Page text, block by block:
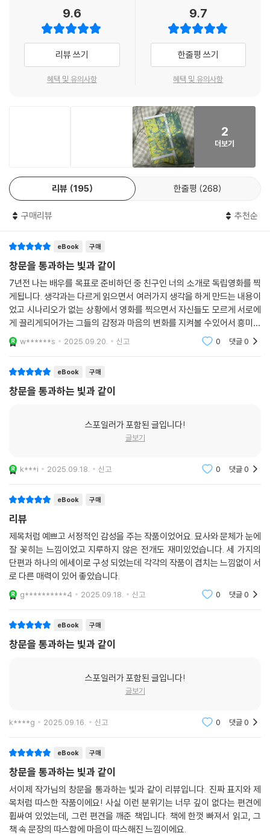
었지만, 누구인지 모르는 사람이 반복적으로 꿈에 나오는 건 흔하지 않은
일이었다. 반복은 일종의 신호인 것 같았다. 미래에 대한 암시. 예지몽일까.
반복은 내게 어떤 의미를 만들어냈다. 운명적인 사랑에 빠질 것만 같은 예
--- p.55 「이미 기록된 미래」중에서
만질 수 없게 되어버리는 방식으로. 소중히 간직하려 할수록, 사라지는 방
식으로. 만질 수 있었던 상은 더 이상 만질 수 없는 상태가 되어버렸다. 다
타고 남은 재처럼 정보 값만 남긴 채로. 진눈깨비가 재처럼 날렸다. 손이 시
려서 주머니 속에 손을 넣었다. 필름이 만져졌다. 그것은 작고 단단했다. 아
직 무언가 손에 쥘 수 있음이, 그 촉감을 느낄 수 있음이 위로가 되었다.
--- pp.60-61 「이미 기록된 미래」중에서
여기야. 너는 손가락으로 땅을 가리켰고, 그 부분만 흙이 젖어 있었다. 누가
다. 삽으로 흙을 몇 번 퍼낸 후에는 손으로 파기 시작했다. 손톱에 흙이 끼
고 손끝이 아려올 때까지 팠고, 파냈고, 얼마 지나지 않아 아리던 손끝에 부
드러운 털이 닿았다. 새하얀 몽이, 너의 몽이, 몽이가 조금씩 모습을 드러내
기 시작했다. 나타나기 시작했다. 우리는 더 열심히 흙을 파헤쳐, 땅속에서
그 몽이를 꺼냈다.
--- p.65 「이미 기록된 미래」중에서
그런데 내 기억이 맞나. 개가 따뜻했다고 기억되는 건, 실제로 그랬기 때문
날이 추웠나. 겨울이었나. 그래서 땅을 파헤치는 게 힘들었나. 이제 와 돌이
켜보니 구멍이 너무도 많았다. 그럼에도 분명히 기억나는 건, 그 애가 손끝
이었다. 바보 같네. 자기 다치는 줄도 모르고. 나는 그 애 손을 잡았다.
그 오빠도, 멜빵바지 애도, 땅에서 파온 개도. 놀이터에 가면 언제든 볼 수
졌다. 그들이 정말 여기에 존재했던 게 맞나. 한때 그랬던 게 맞나. 나는 내
기억을 믿을 수 없었다.
--- p.98 「진입/하기」중에서
게 특별한 감정을 느끼게 되지만, 영화를 찍는 방식 때문인지 그것이 ‘너’를
향한 것인지 ‘수민’을 향한 것인지 화자도, 독자도 알지 못한다. 힌트 없이
바뀌는 화자의 위치와 마음에 정신을 못 차리는 사이, 서이제는 아주 단순
하고 간편한 방식으로 독자의 혼란을 가중한다. 텍스트 사이를 비집고 들
어온 정체를 알 수 없는 사각형, 창문 같기도 혹은 스크린 같기도 한 그것은
영화는 너의 얼굴로 끝났다. 훗날, 윤 감독은 인터뷰에서 마지막 컷이 클로
즈업이 될 것을 예감했다고 말했다. 한편 나는 영화가 여기서 이대로 끝나
도 되는 건가 싶었다. 그러니까 수민이 세연을 사랑하게 되었다는 걸 확신
하게 된 순간 말이다. 이제 막 자리에서 일어나는 세연의 팔목을 수민이 세
게 잡는 것으로, 수민이 세연을 애틋하게 바라보는 것으로, 영화가 끝나도
되는 건지. 나는 둘 사이에 이야기가 더 남아 있다고 생각했다. 수민이 세연
는 그게 전부였다. 정말로 고작 그게 다였다. 세연은 이에 어떤 반응을 보였
(36~37쪽)
「창문을 통과하는 빛과 같이」에서 독자를 오리무중에 빠트렸던 사각형은
「이미 기록된 미래」로 이어진다. 작게 줄어든 사각형은 「이미 기록된 미래」
의 매 단락 앞에 배치된다. 「이미 기록된 미래」 역시 ‘나’와 ‘너’가 등장한다.
‘나’는 ‘너’의 기억을 쫓는다. ‘너’의 잠든 모습을 떠올리고, ‘너’를 위해 죽은
개의 무덤을 파헤친다. 정체를 알 수 없는 이가 나오는 꿈을 꾸고, ‘너’의 시
선이 담은 장면들을 곱씹는다. 마치 각각의 단락이 하나의 프레임을 의미
하는 듯 장면은 구체적이지만 연속적으로 이어지지는 않는다. 「창문을 통
과하는 빛과 같이」가 프레임 안팎의 경계에서 이야기를 전개한다면, 「이미
기록된 미래」는 영화를 구성하는 프레임이라 할 수 있을 것이다. 해설을 쓴
대신, 얽히고설킨 의미들이 가진 복잡한 뉘앙스를 전해주는 데 활용된다
고” 말한다. 이러한 방식은 “형식이 곧 주제”라는 서이제의 믿음과도 무관
만질 수 없게 되어버리는 방식으로. 소중히 간직하려 할수록, 사라지는 방
타고 남은 재처럼 정보 값만 남긴 채로. 진눈깨비가 재처럼 날렸다. 손이 시
려서 주머니 속에 손을 넣었다. 필름이 만져졌다. 그것은 작고 단단했다. 아
직 무언가 손에 쥘 수 있음이, 그 촉감을 느낄 수 있음이 위로가 되었다. (6
0~61쪽)
망각의 그림자에서 건져 올린 날들
영화는 촬영한 각각의 프레임을 적절히 연결해 완성된다. 앞의 두 편이 프
수’의 결혼식에 가기 위해 오랜만에 고향으로 향한다. 그곳에서 ‘나’는 기억
하지 못하는, 하지만 ‘나’를 아는 ‘그 애’를 만난다. 고향을 돌아보다 끝내 기
연결된다. 「이미 기록된 미래」에서도 나온 이 장면은 「이미 기록된 미래」가
분명한 관계를 구성한다는 사실을 보여주는 한편, 끝내 ‘그 애’라는 모호한
지칭 속에 인물의 정체를 숨기며 “극도로 혼란스럽고, 모호한 뉘앙스만을
남긴다.”(해설, 강덕구)
그런데 내 기억이 맞나. 개가 따뜻했다고 기억되는 건, 실제로 그랬기 때문
일까. 아니면 내 상상일까. 상식적으로 개가 부패해 있어야 하는 거 아닌가.
9.6
리뷰 쓰기
혜택 및 유의사항
9.7
한줄평 쓰기
혜택 및 유의사항
2
더보기
리뷰 195 한줄평 268
구매리뷰 추천순
eBook 구매
창문을 통과하는 빛과 같이
7년전 나는 배우를 목표로 준비하던 중 친구인 너의 소개로 독립영화를 찍
게됩니다. 생각과는 다르게 읽으면서 여러가지 생각을 하게 만드는 내용이
었고 시나리오가 없는 상황에서 영화를 찍으면서 자신들도 모르게 서로에
게 끌리게되어가는 그들의 감정과 마음의 변화를 지켜볼 수있어서 흥미로
웠고 그들의 마음앓이와 감졍표현을 지켜보면서 긴여운을 얻을 수있어서
좋았습니다. 흥미로
w******s 2025.09.20. 신고 0 댓글0
eBook 구매
창문을 통과하는 빛과 같이
스포일러가 포함된 글입니다!
글보기
k***i 2025.09.18. 신고 0 댓글0
eBook 구매
리뷰
제목처럼 예쁘고 서정적인 감성을 주는 작품이었어요. 묘사와 문체가 눈에
잘 꽃히는 느낌이었고 지루하지 않은 전개도 재미있었습니다. 세 가지의
단편과 하나의 에세이로 구성 되었는데 각각의 작품이 겹치는 느낌없이 서
로 다른 매력이 있어 좋았습니다.
g**********4 2025.09.18. 신고 0 댓글0
eBook 구매
창문을 통과하는 빛과 같이
스포일러가 포함된 글입니다!
글보기
k****g 2025.09.16. 신고 0 댓글0
eBook 구매
창문을 통과하는 빛과 같이
서이제 작가님의 창문을 통과하는 빛과 같이 리뷰입니다. 진짜 표지와 제
목처럼 따스한 작품이에요! 사실 이런 분위기는 너무 깊이 없다는 편견에
휩싸여 있었는데, 그런 편견을 깨준 책입니다. 책에 한껏 빠져서 읽고, 그
책 속 문장의 따스함에 마음이 따스해진 느낌이에요.